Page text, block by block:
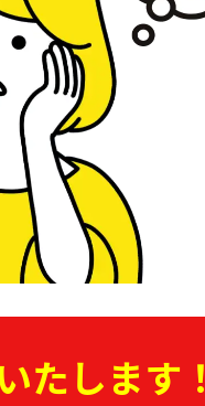
たします！